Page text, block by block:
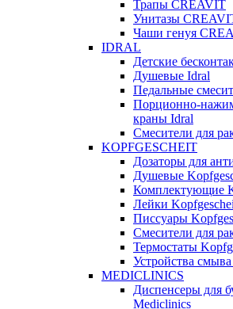
Трапы CREAVIT
Унитазы
Чаши генуя
IDRAL
Детские
Душевые Idral
Педальные
Порционно-
краны Idral
Смеcители для
KOPFGESCHEIT
Дозаторы для
Душевые
Комплектующие
Лейки
Писсуары
Смесители для
Термостаты
Устройства
MEDICLINICS
Диспенсеры для
Mediclinics